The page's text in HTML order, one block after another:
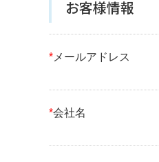
お客様情報
* メールアドレス
*会社名